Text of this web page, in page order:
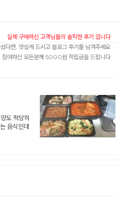
실제 구매하신 고객님들의 솔직한 후기 입니다
다면, 맛있게 드시고 블로그 후기를 남겨주세요
참여하신 모든분께 5000원 적립금을 드립니다
도 적당히
음식인데